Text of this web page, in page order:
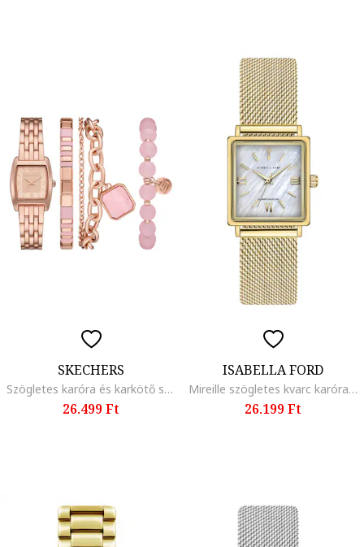
SKECHERS
Szögletes karóra és karkötő szett - 4 részes, Rózsaarany
26.499 Ft
ISABELLA FORD
Mireille szögletes kvarc karóra, Aranyszín
26.199 Ft